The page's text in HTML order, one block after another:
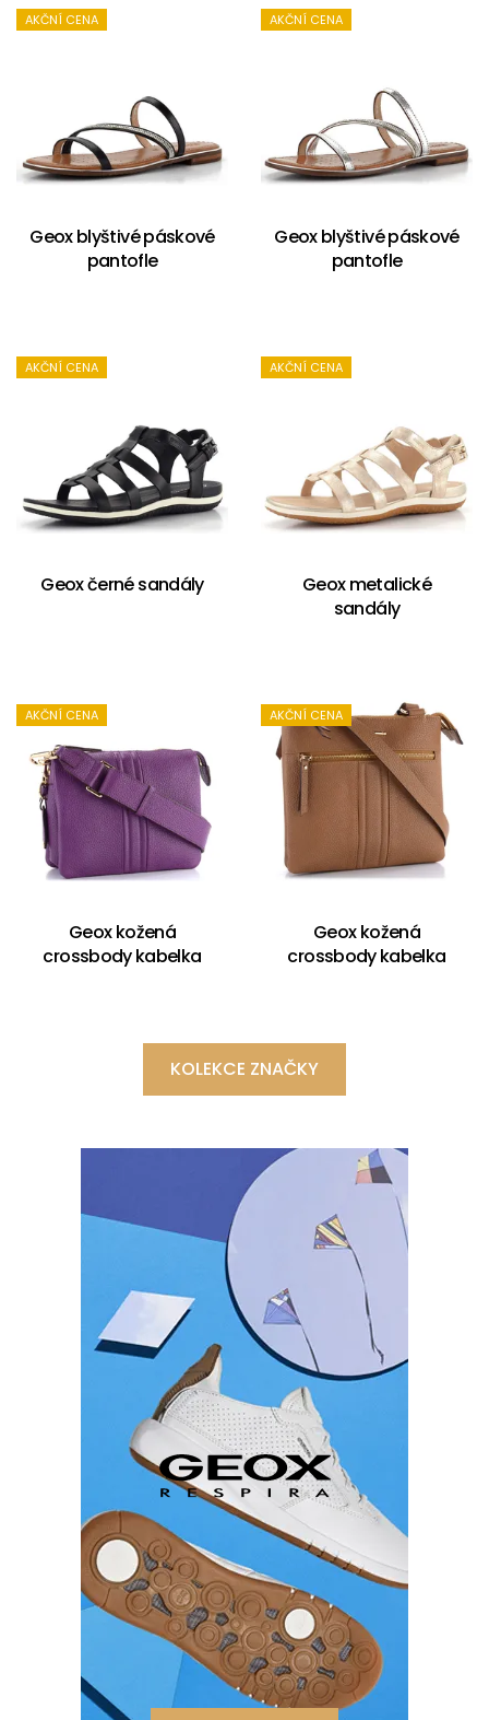
AKČNÍ CENA
Geox blyštivé páskové
pantofle
AKČNÍ CENA
Geox blyštivé páskové
pantofle
AKČNÍ CENA
Geox černé sandály
AKČNÍ CENA
Geox metalické
sandály
AKČNÍ CENA
Geox kožená
crossbody kabelka
AKČNÍ CENA
Geox kožená
crossbody kabelka
KOLEKCE ZNAČKY